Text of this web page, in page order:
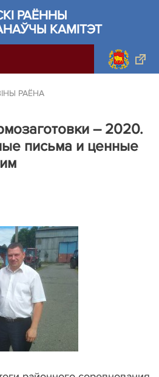
РАЁННЫ
КАМІТЭТ
РАЁНА
– 2020.
письма и ценные